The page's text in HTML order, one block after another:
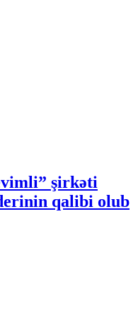
şirkəti
qalibi olub